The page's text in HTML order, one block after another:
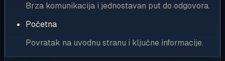
Brza komunikacija i jednostavan put do odgovora.
Početna
Povratak na uvodnu stranu i ključne informacije.